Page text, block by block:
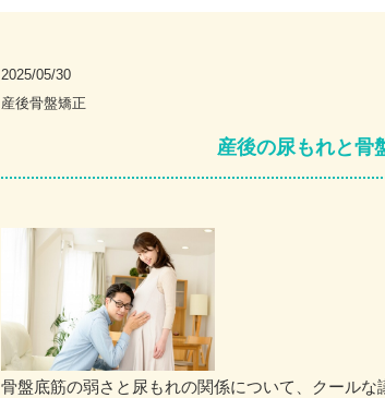
2025/05/30
産後骨盤矯正
産後の尿もれと骨
骨盤底筋の弱さと尿もれの関係について、クールな